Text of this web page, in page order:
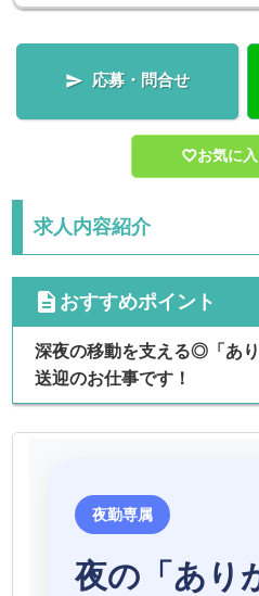
 応募・問合せ
お気に
求人内容紹介
cdescription おすすめポイント
深夜の移動を支える◎「あ
送迎のお仕事です！
夜勤専属
夜の「あり